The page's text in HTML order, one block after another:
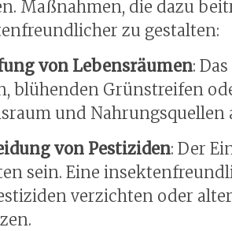
Maßnahmen, die dazu
zu gestalten:
von Lebensräumen:
blühenden Grünstreifen
und Nahrungsquellen
von Pestiziden: Der
sein. Eine
verzichten oder